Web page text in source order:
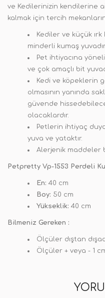
ve Kedilerinizin kendilerine
kalmak için tercih
Kediler ve küçük
minderli kumaş
Pet ihtiyacına
ve çok amaçlı bit
Kedi ve köpeklerin
olmasının yanında
güvende
olacaklardır.
Petlerin ihtiyaç
yuva ve yataktır.
Alerjenik maddeler
Petpretty Vp-1553 Perdeli
En: 40 cm
Boy: 50 cm
Yükseklik: 40 cm
Bilmeniz Gereken :
Ölçüler dıştan
Ölçüler + veya - 1